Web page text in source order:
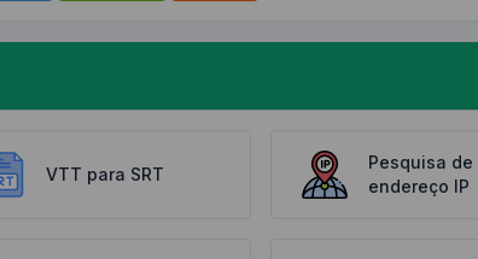
VTT para SRT
Pesquisa de
endereço IP